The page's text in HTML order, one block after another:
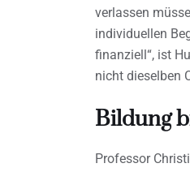
verlassen
individuellen
finanziell“, ist
nicht dieselben
Bildung
Professor